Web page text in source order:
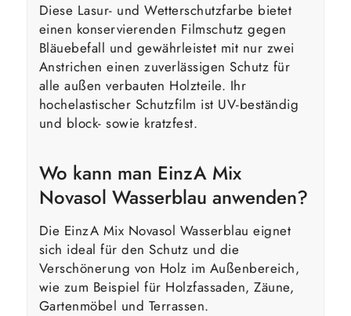
Diese Lasur- und Wetterschutzfarbe bietet
einen konservierenden Filmschutz gegen
Bläuebefall und gewährleistet mit nur zwei
Anstrichen einen zuverlässigen Schutz für
alle außen verbauten Holzteile. Ihr
hochelastischer Schutzfilm ist UV-beständig
und block- sowie kratzfest.
Wo kann man EinzA Mix
Novasol Wasserblau anwenden?
Die EinzA Mix Novasol Wasserblau eignet
sich ideal für den Schutz und die
Verschönerung von Holz im Außenbereich,
wie zum Beispiel für Holzfassaden, Zäune,
Gartenmöbel und Terrassen.